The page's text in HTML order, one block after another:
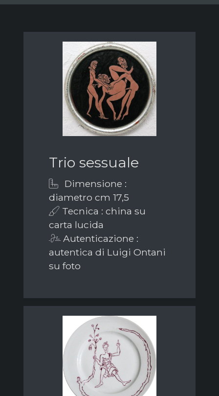
Trio sessuale
Dimensione :
diametro cm 17,5
Tecnica : china su
carta lucida
Autenticazione :
autentica di Luigi Ontani
su foto